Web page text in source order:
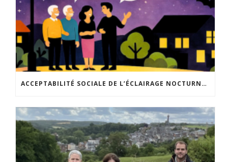
ACCEPTABILITÉ SOCIALE DE L’ÉCLAIRAGE NOCTURNE : LE REPLAY EST DISPONIBLE